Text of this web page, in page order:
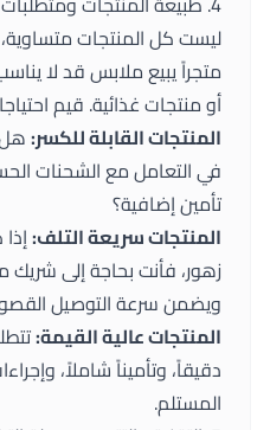
ليست كل المنتجات
متجراً يبيع ملابس قد لا
أو منتجات غذائية. قيم
المنتجات القابلة للكسر:
في التعامل مع الشحنات
تأمين إضافية؟
المنتجات سريعة التلف:
زهور، فأنت بحاجة إلى
ويضمن سرعة التوصيل
المنتجات عالية القيمة:
دقيقاً، وتأميناً شاملاً،
المستلم.